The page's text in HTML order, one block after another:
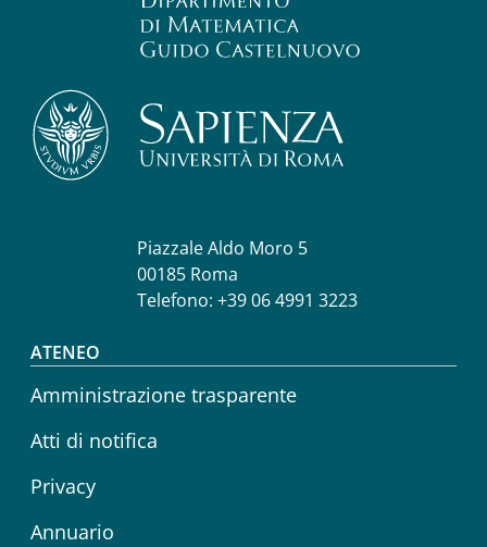
Piazzale Aldo Moro 5
00185 Roma
Telefono: +39 06 4991 3223
Footer menu
ATENEO
Amministrazione trasparente
Atti di notifica
Privacy
Annuario